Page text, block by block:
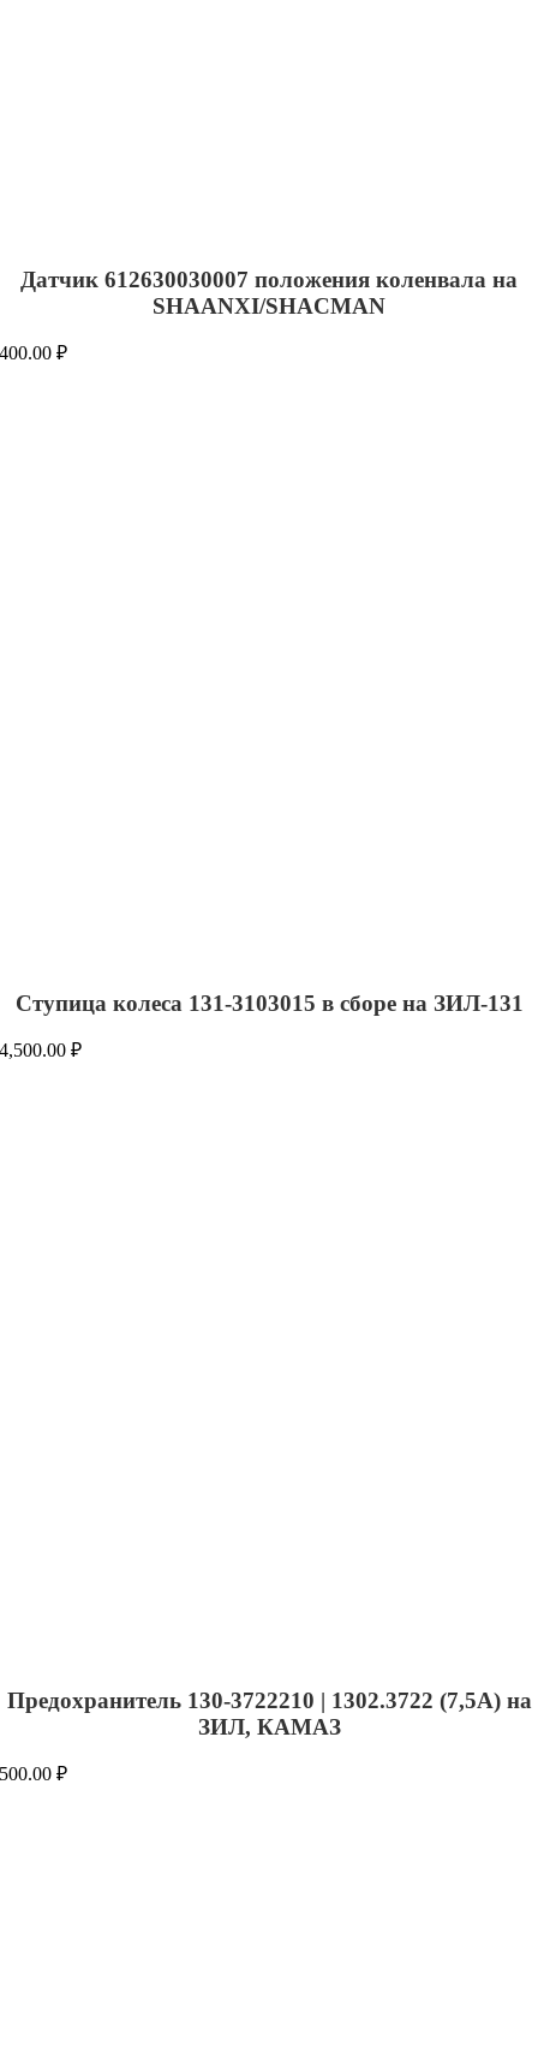
Датчик 612630030007 положения коленвала на
SHAANXI/SHACMAN
400.00₽
Ступица колеса 131-3103015 в сборе на ЗИЛ-131
4,500.00₽
Предохранитель 130-3722210 | 1302.3722 (7,5А) на
ЗИЛ, КАМАЗ
500.00₽